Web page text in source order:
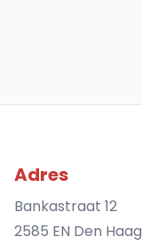
Adres
Bankastraat 12
2585 EN Den Haag